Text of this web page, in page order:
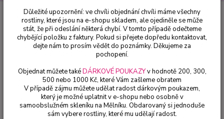
Bylinky a léčivky
Ostropestřec mariánský - cena za kus v 3-
kusovém balení
Ostropestřec mariánský - cena za
kus v 3-kusovém balení
Důležité upozornění: ve chvíli objednání chvíli máme všechny
rostliny, které jsou na e-shopu skladem, ale ojediněle se může
stát, že při odeslání některá chybí. V tomto případě odečteme
chybějící položku z faktury. Pokud si přejete dopředu kontaktovat,
dejte nám to prosím vědět do poznámky. Děkujeme za
pochopení.
Objednat můžete takéDÁRKOVÉ POUKAZYv hodnotě 200, 300,
500 nebo 1000 Kč, které Vám zašleme obratem
V případě zájmu můžete udělat radost dárkovým poukazem,
který je možné uplatnit v e-shopu nebo osobně v
samoobslužném skleníku na Mělníku. Obdarovaný si jednoduše
sám vybere rostliny, které mu udělají radost.